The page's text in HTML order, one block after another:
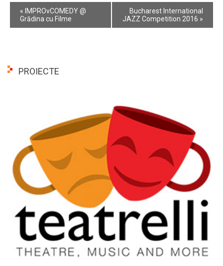
Event
Navigation
« IMPROvCOMEDY @
Grădina cu Filme
Bucharest International
JAZZ Competition 2016 »
PROIECTE